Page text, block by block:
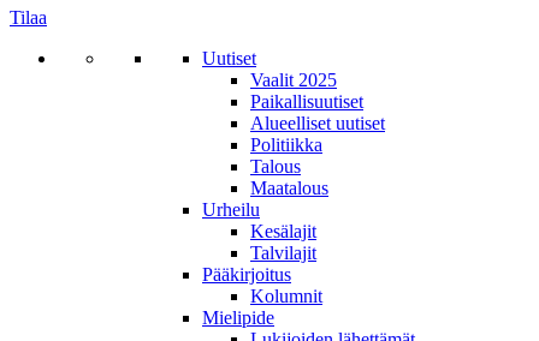
Tilaa
Uutiset
Vaalit 2025
Paikallisuutiset
Alueelliset uutiset
Politiikka
Talous
Maatalous
Urheilu
Kesälajit
Talvilajit
Pääkirjoitus
Kolumnit
Mielipide